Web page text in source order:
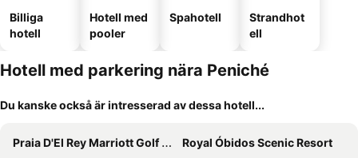
Billiga
hotell
Hotell med
pooler
Spahotell
Strandhot
ell
Hotell med parkering nära Peniché
Du kanske också är intresserad av dessa hotell...
Praia D'El Rey Marriott Golf & Beach Resort
Royal Óbidos Scenic Resort